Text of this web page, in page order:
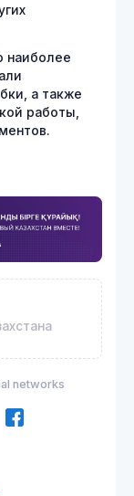
наиболее
а также
работы,
networks